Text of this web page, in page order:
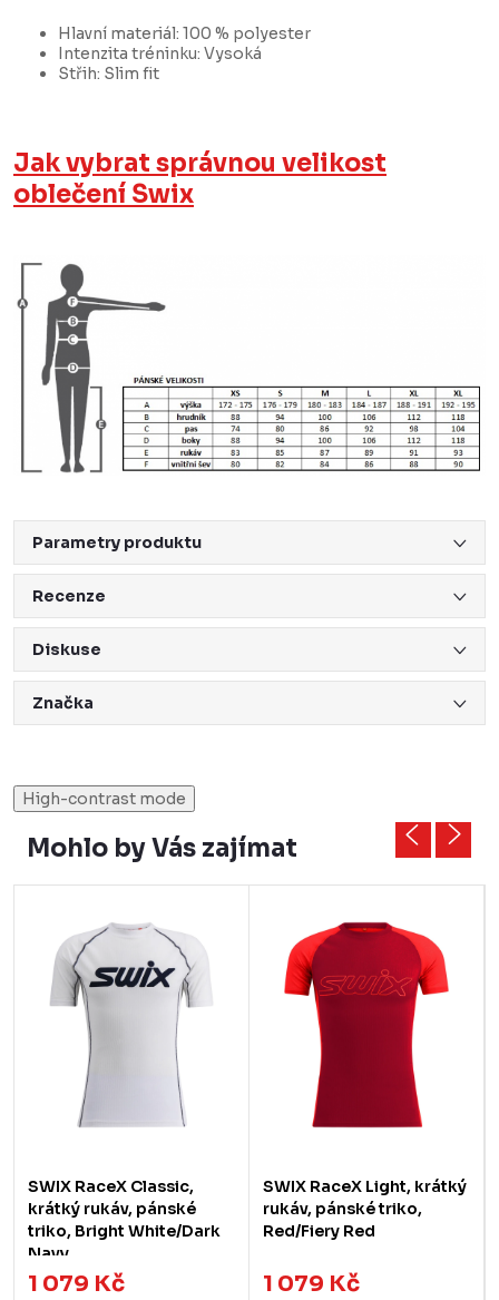
Hlavní materiál: 100 % polyester
Intenzita tréninku: Vysoká
Střih: Slim fit
Jak vybrat správnou velikost
oblečení Swix
Parametry produktu
Recenze
Diskuse
Značka
High-contrast mode
Mohlo by Vás zajímat
SWIX RaceX Classic,
krátký rukáv, pánské
triko, Bright White/Dark
Navy
1 079 Kč
SWIX RaceX Light, krátký
rukáv, pánské triko,
Red/Fiery Red
1 079 Kč